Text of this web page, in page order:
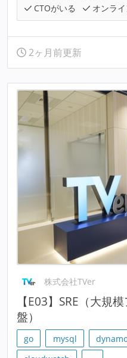
CTOがいる
オンラ
2ヶ月前更新
株式会社TVer
【E03】SRE（大規
盤）
go mysql